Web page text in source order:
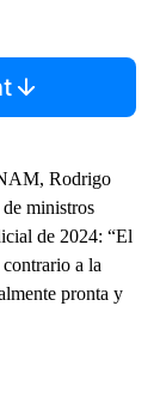
Rodrigo
ministros
de 2024: “El
contrario a la
pronta y